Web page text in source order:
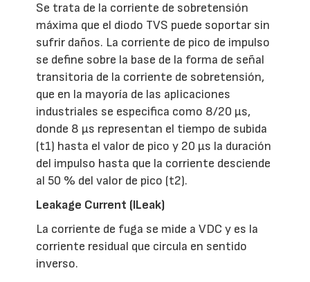
Se trata de la corriente de sobretensión
máxima que el diodo TVS puede soportar sin
sufrir daños. La corriente de pico de impulso
se define sobre la base de la forma de señal
transitoria de la corriente de sobretensión,
que en la mayoría de las aplicaciones
industriales se especifica como 8/20 µs,
donde 8 µs representan el tiempo de subida
(t1) hasta el valor de pico y 20 µs la duración
del impulso hasta que la corriente desciende
al 50 % del valor de pico (t2).
Leakage Current (ILeak)
La corriente de fuga se mide a VDC y es la
corriente residual que circula en sentido
inverso.